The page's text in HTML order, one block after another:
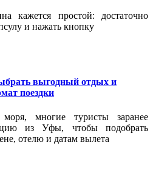
кажется простой: достаточно
и нажать кнопку
выгодный отдых и
поездки
многие туристы заранее
из Уфы, чтобы подобрать
отелю и датам вылета